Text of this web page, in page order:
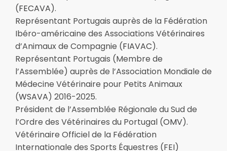
(FECAVA).
Représentant Portugais auprès de la Fédération
Ibéro-américaine des Associations Vétérinaires
d’Animaux de Compagnie (FIAVAC).
Représentant Portugais (Membre de
l’Assemblée) auprès de l’Association Mondiale de
Médecine Vétérinaire pour Petits Animaux
(WSAVA) 2016-2025.
Président de l’Assemblée Régionale du Sud de
l’Ordre des Vétérinaires du Portugal (OMV).
Vétérinaire Officiel de la Fédération
Internationale des Sports Équestres (FEI)